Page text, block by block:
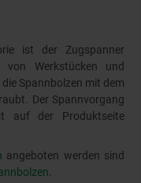
ist der Zugspanner
Werkstücken und
Spannbolzen mit dem
Der Spannvorgang
auf der Produktseite
angeboten werden sind